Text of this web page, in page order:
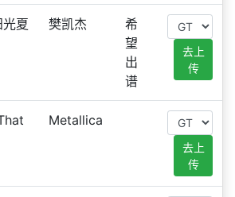
光夏
樊凯杰
希
望
出
谱
去上
传
Metallica
去上
传